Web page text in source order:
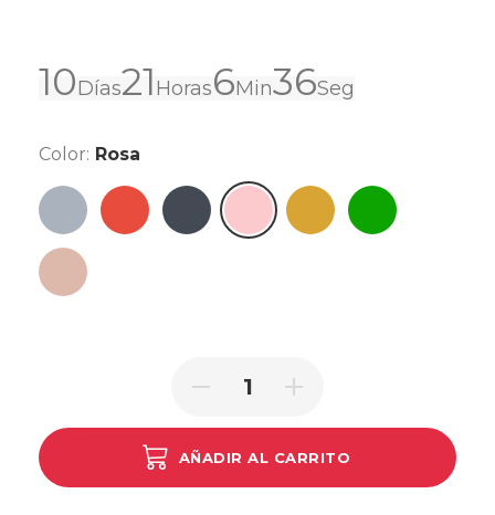
10Días21Horas6Min36Seg
Color: Rosa
Gris Rojo
Negro
Rosa
DoradoVerde Oscuro
Rose Gold
AÑADIR AL CARRITO